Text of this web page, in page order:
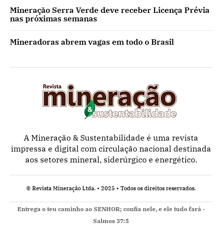
Mineração Serra Verde deve receber Licença Prévia
nas próximas semanas
Mineradoras abrem vagas em todo o Brasil
A Mineração & Sustentabilidade é uma revista
impressa e digital com circulação nacional destinada
aos setores mineral, siderúrgico e energético.
© Revista Mineração Ltda. • 2025 • Todos os direitos reservados.
Entrega o teu caminho ao SENHOR; confia nele, e ele tudo fará -
Salmos 37:5